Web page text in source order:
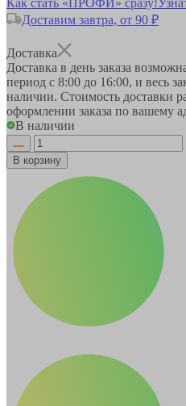
Доставим завтра, от 90 ₽
Доставка
Доставка в день заказа
период с 8:00 до 16:00, и весь
наличии. Стоимость доставки
оформлении заказа по вашему
В наличии
В корзину